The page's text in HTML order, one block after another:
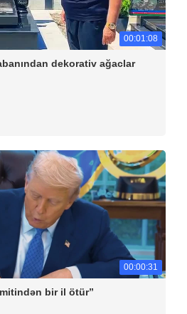
00:01:08
dekorativ ağaclar
00:00:31
bir il ötür”